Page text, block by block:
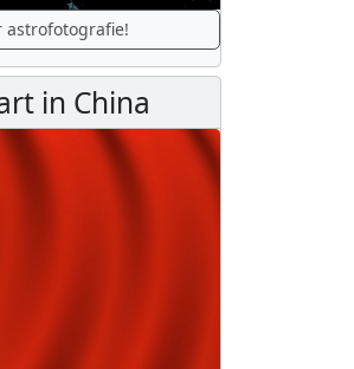
astrofotografie!
in China